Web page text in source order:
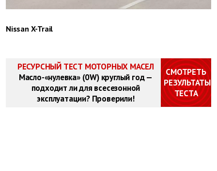
Nissan X-Trail
РЕСУРСНЫЙ ТЕСТ МОТОРНЫХ МАСЕЛ
Масло-«нулевка» (0W) круглый год —
подходит ли для всесезонной
эксплуатации? Проверили!
СМОТРЕТЬ
РЕЗУЛЬТАТЫ
ТЕСТА